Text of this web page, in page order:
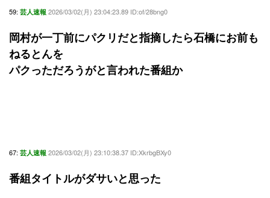
59: 芸人速報 2026/03/02(月) 23:04:23.89 ID:of/28bng0
岡村が一丁前にパクリだと指摘したら石橋にお前も
ねるとんを
パクっただろうがと言われた番組か
67: 芸人速報 2026/03/02(月) 23:10:38.37 ID:XkrbgBXy0
番組タイトルがダサいと思った